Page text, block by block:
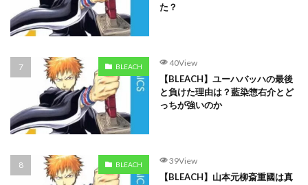
た？
BLEACH 40View
【BLEACH】ユーハバッハの最後
と負けた理由は？藍染惣右介とど
っちが強いのか
BLEACH 39View
【BLEACH】山本元柳斎重國は真